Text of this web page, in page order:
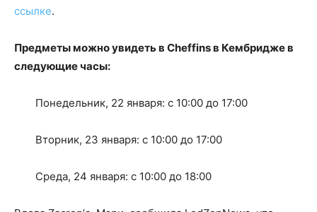
ссылке.
Предметы можно увидеть в Cheffins в Кембридже в
следующие часы:
Понедельник, 22 января: с 10:00 до 17:00
Вторник, 23 января: с 10:00 до 17:00
Среда, 24 января: с 10:00 до 18:00